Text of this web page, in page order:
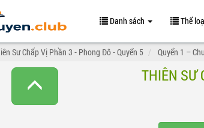
Danh sách Thể
Sư Chấp Vị Phần 3 - Phong Đô - Quyển 5 Quyển 1 –
THIÊN SƯ